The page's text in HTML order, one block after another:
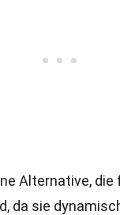
Alternative, die
da sie